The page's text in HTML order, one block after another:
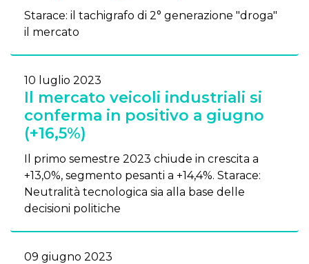
Starace: il tachigrafo di 2° generazione "droga"
il mercato
10 luglio 2023
Il mercato veicoli industriali si
conferma in positivo a giugno
(+16,5%)
Il primo semestre 2023 chiude in crescita a
+13,0%, segmento pesanti a +14,4%. Starace:
Neutralità tecnologica sia alla base delle
decisioni politiche
09 giugno 2023